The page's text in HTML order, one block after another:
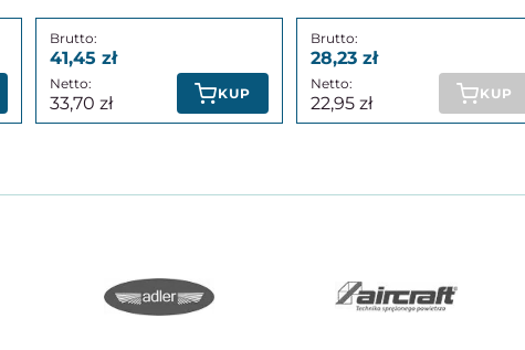
41,45
33,70 KUP
28,23
22,95 KUP